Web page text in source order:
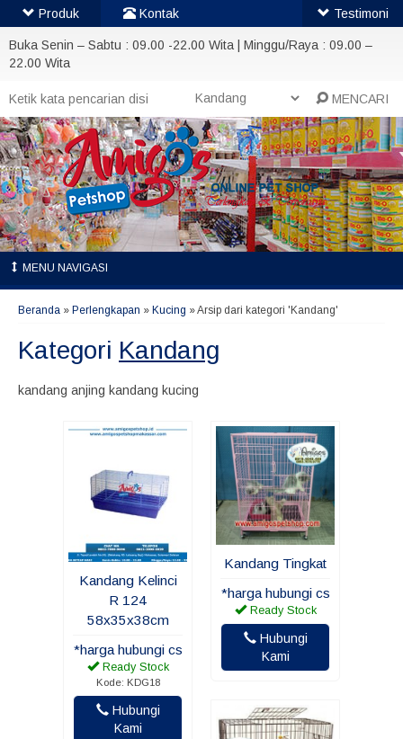
Buka Senin – Sabtu : 09.00 -22.00 Wita | Minggu/Raya : 09.00 –
22.00 Wita
MENCARI
MENU NAVIGASI
Beranda » Perlengkapan » Kucing »Arsip dari kategori 'Kandang'
Kategori Kandang
kandang anjing kandang kucing
Kandang Kelinci
R 124
58x35x38cm
*harga hubungi cs
Ready Stock
Kode: KDG18
Hubungi
Kami
Kandang Tingkat
*harga hubungi cs
Ready Stock
Hubungi
Kami
Produk Kontak Testimoni